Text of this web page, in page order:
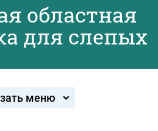
областная
для слепых
меню